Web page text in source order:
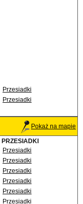
Przesiadki
Przesiadki
Pokaż na mapie
PRZESIADKI
Przesiadki
Przesiadki
Przesiadki
Przesiadki
Przesiadki
Przesiadki